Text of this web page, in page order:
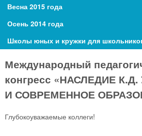
Весна 2015 года
Осень 2014 года
Школы юных и кружки для
Международный
конгресс «НАСЛЕДИЕ
И СОВРЕМЕННОЕ
Глубокоуважаемые коллеги!